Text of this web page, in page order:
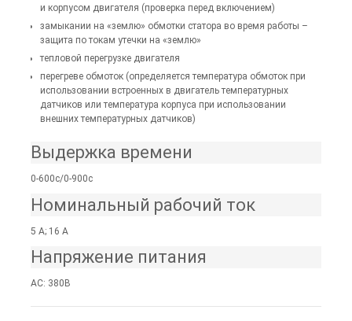
и корпусом двигателя (проверка перед включением)
замыкании на «землю» обмотки статора во время работы –
защита по токам утечки на «землю»
тепловой перегрузке двигателя
перегреве обмоток (определяется температура обмоток при
использовании встроенных в двигатель температурных
датчиков или температура корпуса при использовании
внешних температурных датчиков)
Выдержка времени
0-600с/0-900с
Номинальный рабочий ток
5 А; 16 А
Напряжение питания
AC: 380В